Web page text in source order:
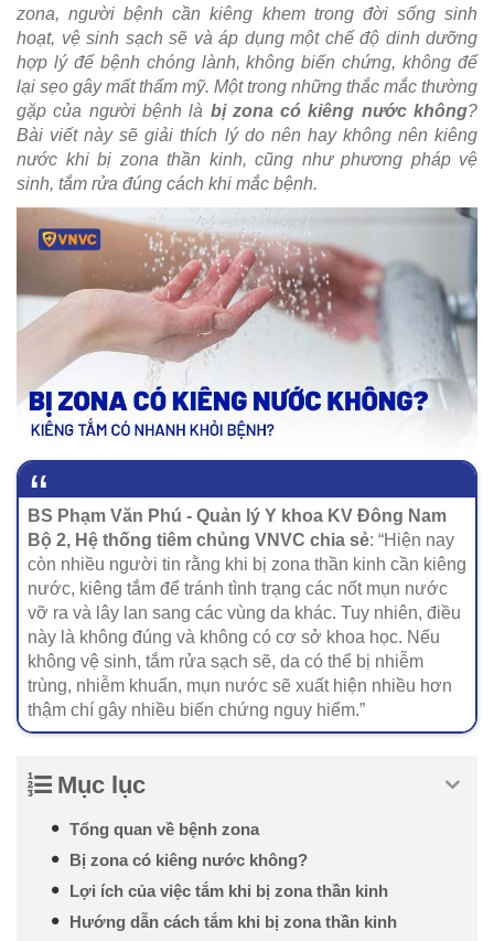
zona, người bệnh cần kiêng khem trong đời sống sinh
hoạt, vệ sinh sạch sẽ và áp dụng một chế độ dinh dưỡng
hợp lý để bệnh chóng lành, không biến chứng, không để
lại sẹo gây mất thẩm mỹ. Một trong những thắc mắc thường
gặp của người bệnh là bị zona có kiêng nước không?
Bài viết này sẽ giải thích lý do nên hay không nên kiêng
nước khi bị zona thần kinh, cũng như phương pháp vệ
sinh, tắm rửa đúng cách khi mắc bệnh.
BS Phạm Văn Phú - Quản lý Y khoa KV Đông Nam
Bộ 2, Hệ thống tiêm chủng VNVC chia sẻ: “Hiện nay
còn nhiều người tin rằng khi bị zona thần kinh cần kiêng
nước, kiêng tắm để tránh tình trạng các nốt mụn nước
vỡ ra và lây lan sang các vùng da khác. Tuy nhiên, điều
này là không đúng và không có cơ sở khoa học. Nếu
không vệ sinh, tắm rửa sạch sẽ, da có thể bị nhiễm
trùng, nhiễm khuẩn, mụn nước sẽ xuất hiện nhiều hơn
thậm chí gây nhiều biến chứng nguy hiểm.”
Mục lục
Tổng quan về bệnh zona
Bị zona có kiêng nước không?
Lợi ích của việc tắm khi bị zona thần kinh
Hướng dẫn cách tắm khi bị zona thần kinh